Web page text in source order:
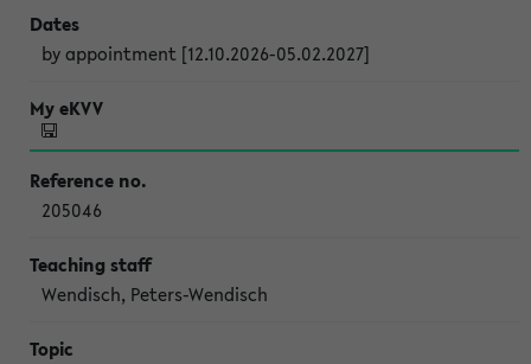
by appointment [12.10.2026-05.02.2027]
205046
Wendisch, Peters-Wendisch